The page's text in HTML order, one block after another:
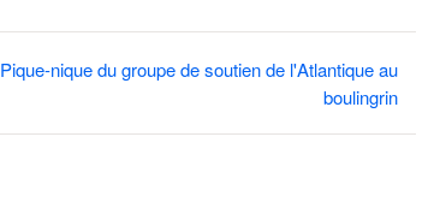
Pique-nique du groupe de soutien de l'Atlantique au
boulingrin